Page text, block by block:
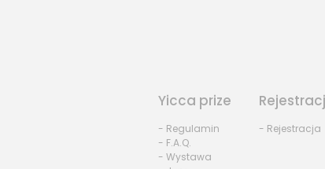
Yicca prize
- Regulamin
- F.A.Q.
- Wystawa
- Rejestracja